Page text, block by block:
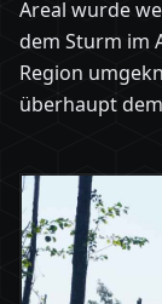
Areal wurde
dem Sturm im
Region
überhaupt